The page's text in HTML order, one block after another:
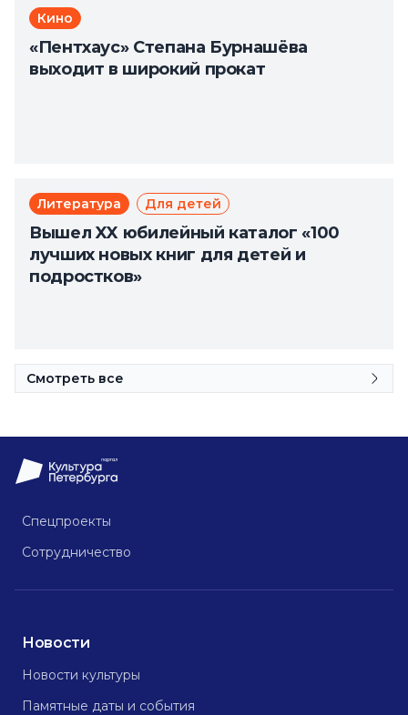
Кино
«Пентхаус» Степана Бурнашёва
выходит в широкий прокат
Литература Для детей
Вышел XX юбилейный каталог «100
лучших новых книг для детей и
подростков»
Смотреть все
Спецпроекты
Сотрудничество
Новости
Новости культуры
Памятные даты и события